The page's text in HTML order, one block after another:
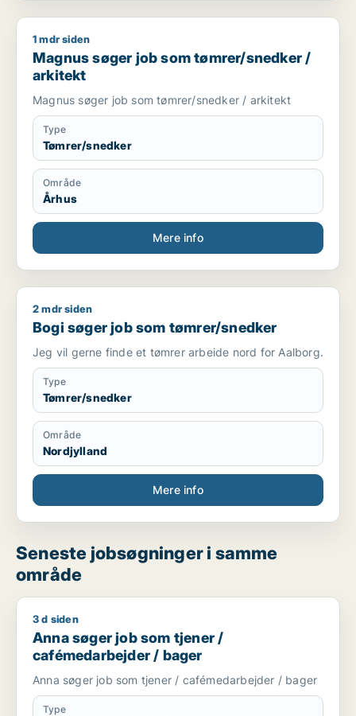
Magnus søger job som tømrer/snedker / arkitekt
1 mdr siden
Magnus søger job som tømrer/snedker /
arkitekt
Magnus søger job som tømrer/snedker / arkitekt
Type
Tømrer/snedker
Område
Århus
Mere info
Bogi søger job som tømrer/snedker
2 mdr siden
Bogi søger job som tømrer/snedker
Jeg vil gerne finde et tømrer arbeide nord for Aalborg.
Type
Tømrer/snedker
Område
Nordjylland
Mere info
Seneste jobsøgninger i samme
område
Anna søger job som tjener / cafémedarbejder / bager
3 d siden
Anna søger job som tjener /
cafémedarbejder / bager
Anna søger job som tjener / cafémedarbejder / bager
Type